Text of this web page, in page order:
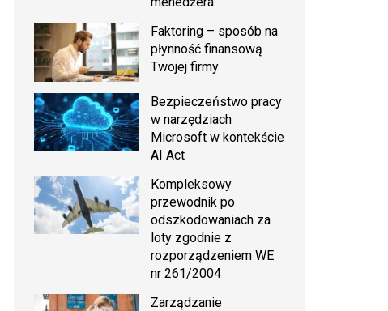
Faktoring – sposób na
płynność finansową
Twojej firmy
Bezpieczeństwo pracy
w narzędziach
Microsoft w kontekście
AI Act
Kompleksowy
przewodnik po
odszkodowaniach za
loty zgodnie z
rozporządzeniem WE
nr 261/2004
Zarządzanie